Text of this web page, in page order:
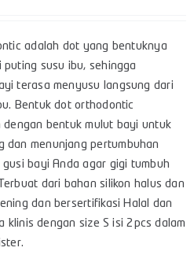
adalah dot yang bentuknya
puting susu ibu, sehingga
terasa menyusu langsung dari
Bentuk dot orthodontic
dengan bentuk mulut bayi untuk
dan menunjang pertumbuhan
bayi Anda agar gigi tumbuh
dari bahan silikon halus dan
dan bersertifikasi Halal dan
klinis dengan size S isi 2pcs dalam
blister.